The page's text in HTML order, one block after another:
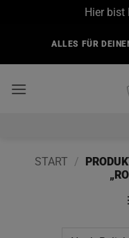
Hier bist
springen
ALLES FÜR
START /